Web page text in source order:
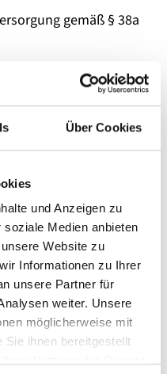
Über Cookies
und Anzeigen zu
Medien anbieten
Website zu
Informationen zu Ihrer
unsere Partner für
weiter. Unsere
möglicherweise mit
Sie ihnen bereitgestellt
gemäß § 38a
die EW Eichsfeldgas
und
für die
für die
ab 01.04.2026